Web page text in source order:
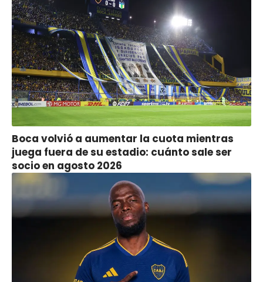
Boca volvió a aumentar la cuota mientras
juega fuera de su estadio: cuánto sale ser
socio en agosto 2026